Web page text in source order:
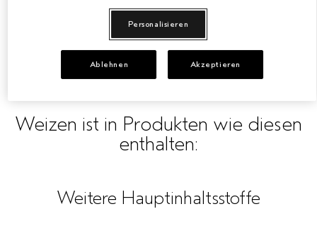
Was es kann: Wird zur sanften Reinigung,
zum Ausgleich des pH-Werts des
Produkts und für den Glanz verwendet
Weizen ist in Produkten wie diesen
enthalten:
Weitere Hauptinhaltsstoffe
Personalisieren
Ablehnen Akzeptieren